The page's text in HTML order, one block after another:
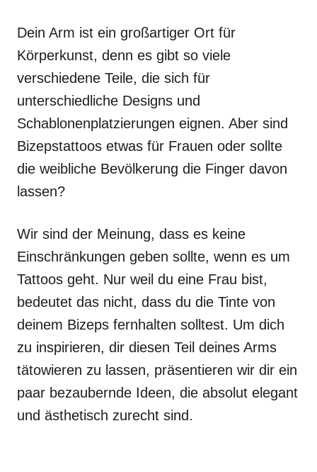
Dein Arm ist ein großartiger Ort für
Körperkunst, denn es gibt so viele
verschiedene Teile, die sich für
unterschiedliche Designs und
Schablonenplatzierungen eignen. Aber sind
Bizepstattoos etwas für Frauen oder sollte
die weibliche Bevölkerung die Finger davon
lassen?
Wir sind der Meinung, dass es keine
Einschränkungen geben sollte, wenn es um
Tattoos geht. Nur weil du eine Frau bist,
bedeutet das nicht, dass du die Tinte von
deinem Bizeps fernhalten solltest. Um dich
zu inspirieren, dir diesen Teil deines Arms
tätowieren zu lassen, präsentieren wir dir ein
paar bezaubernde Ideen, die absolut elegant
und ästhetisch zurecht sind.